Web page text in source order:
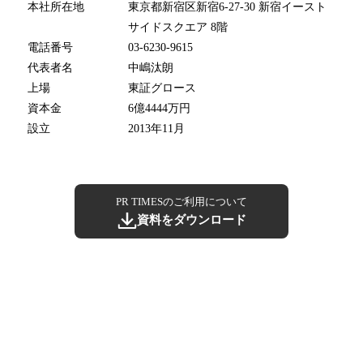
本社所在地
東京都新宿区新宿6-27-30 新宿イースト
サイドスクエア 8階
電話番号
03-6230-9615
代表者名
中嶋汰朗
上場
東証グロース
資本金
6億4444万円
設立
2013年11月
PR TIMESのご利用について
資料をダウンロード